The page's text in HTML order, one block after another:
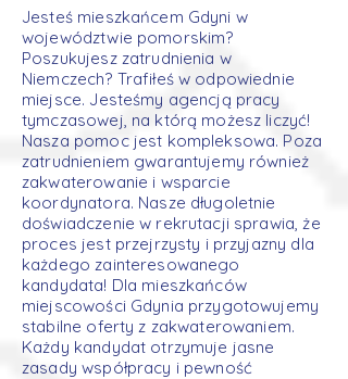
Jesteś mieszkańcem Gdyni w
województwie pomorskim?
Poszukujesz zatrudnienia w
Niemczech? Trafiłeś w odpowiednie
miejsce. Jesteśmy agencją pracy
tymczasowej, na którą możesz liczyć!
Nasza pomoc jest kompleksowa. Poza
zatrudnieniem gwarantujemy również
zakwaterowanie i wsparcie
koordynatora. Nasze długoletnie
doświadczenie w rekrutacji sprawia, że
proces jest przejrzysty i przyjazny dla
każdego zainteresowanego
kandydata! Dla mieszkańców
miejscowości Gdynia przygotowujemy
stabilne oferty z zakwaterowaniem.
Każdy kandydat otrzymuje jasne
zasady współpracy i pewność